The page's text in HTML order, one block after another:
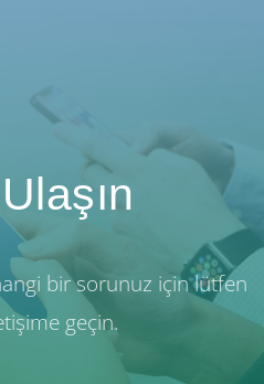
bir sorunuz için lütfen
geçin.